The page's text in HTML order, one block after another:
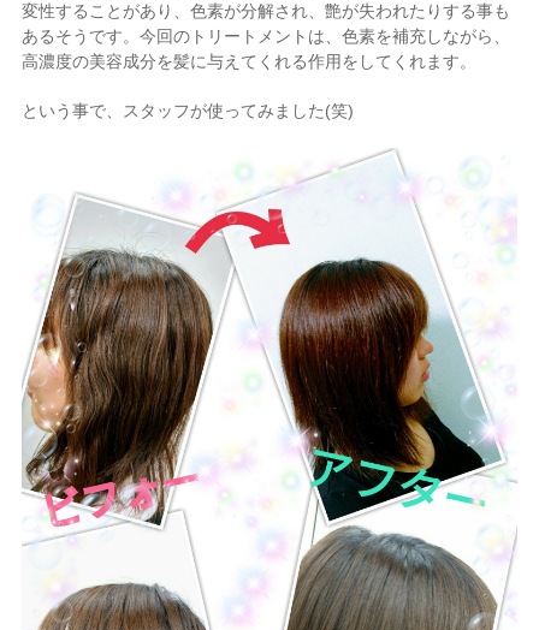
変性することがあり、色素が分解され、艶が失われたりする事も
あるそうです。今回のトリートメントは、色素を補充しながら、
高濃度の美容成分を髪に与えてくれる作用をしてくれます。
という事で、スタッフが使ってみました(笑)